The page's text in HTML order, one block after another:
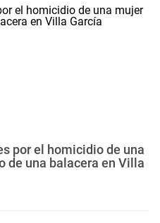
por el homicidio de una
de una balacera en Villa